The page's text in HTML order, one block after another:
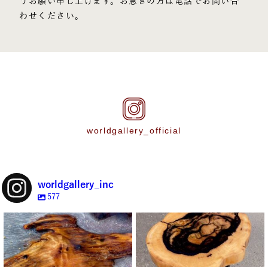
わせください。
worldgallery_official
worldgallery_inc
577
【商品入荷情報 】
屋久島レジンコンソール入荷しまし
た！
...
【商品入荷情報 】
黒柿一枚板レジンコンソール
入荷しました
...